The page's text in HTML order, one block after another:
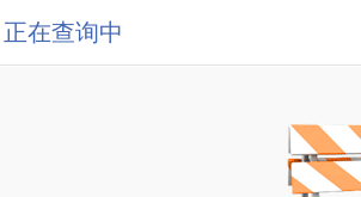
正在查询中